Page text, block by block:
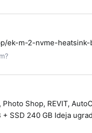
ek-m-2-nvme-heatsink-
Shop, REVIT,
+ SSD 240 GB Ideja